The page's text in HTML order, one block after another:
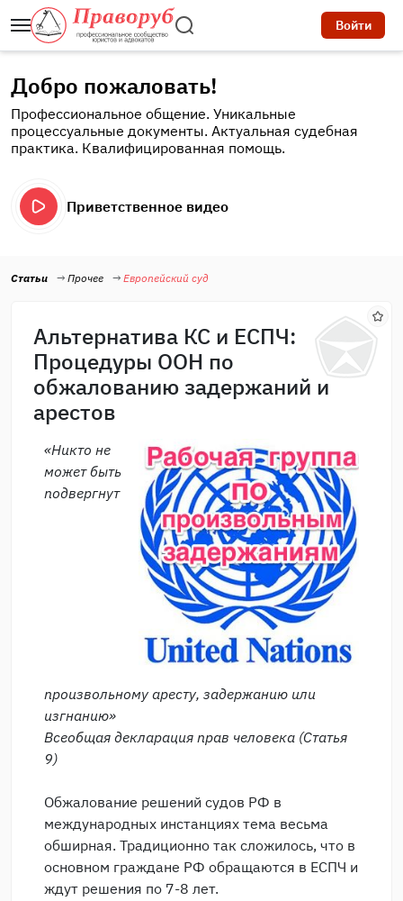
Войти
Добро пожаловать!
Профессиональное общение. Уникальные
процессуальные документы. Актуальная судебная
практика. Квалифицированная помощь.
Приветственное видео
Статьи Прочее Европейский суд
Альтернатива КС и ЕСПЧ:
Процедуры ООН по
обжалованию задержаний и
арестов
«Никто не
может быть
подвергнут
произвольному аресту, задержанию или
изгнанию»
Всеобщая декларация прав человека (Статья
9)
Обжалование решений судов РФ в
международных инстанциях тема весьма
обширная. Традиционно так сложилось, что в
основном граждане РФ обращаются в ЕСПЧ и
ждут решения по 7-8 лет.